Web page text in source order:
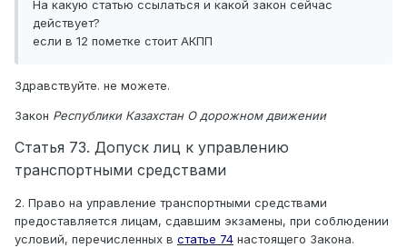
На какую статью ссылаться и какой закон сейчас
действует?
если в 12 пометке стоит АКПП
Здравствуйте. не можете.
Закон Республики Казахстан О дорожном движении
Статья 73. Допуск лиц к управлению
транспортными средствами
2. Право на управление транспортными средствами
предоставляется лицам, сдавшим экзамены, при соблюдении
условий, перечисленных в статье 74 настоящего Закона.